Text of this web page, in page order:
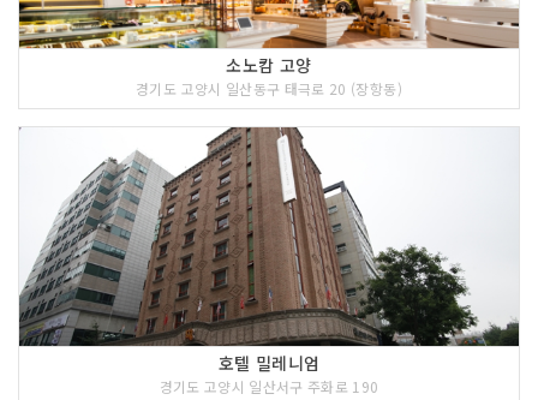
소노캄 고양
경기도 고양시 일산동구 태극로 20 (장항동)
호텔 밀레니엄
경기도 고양시 일산서구 주화로 190